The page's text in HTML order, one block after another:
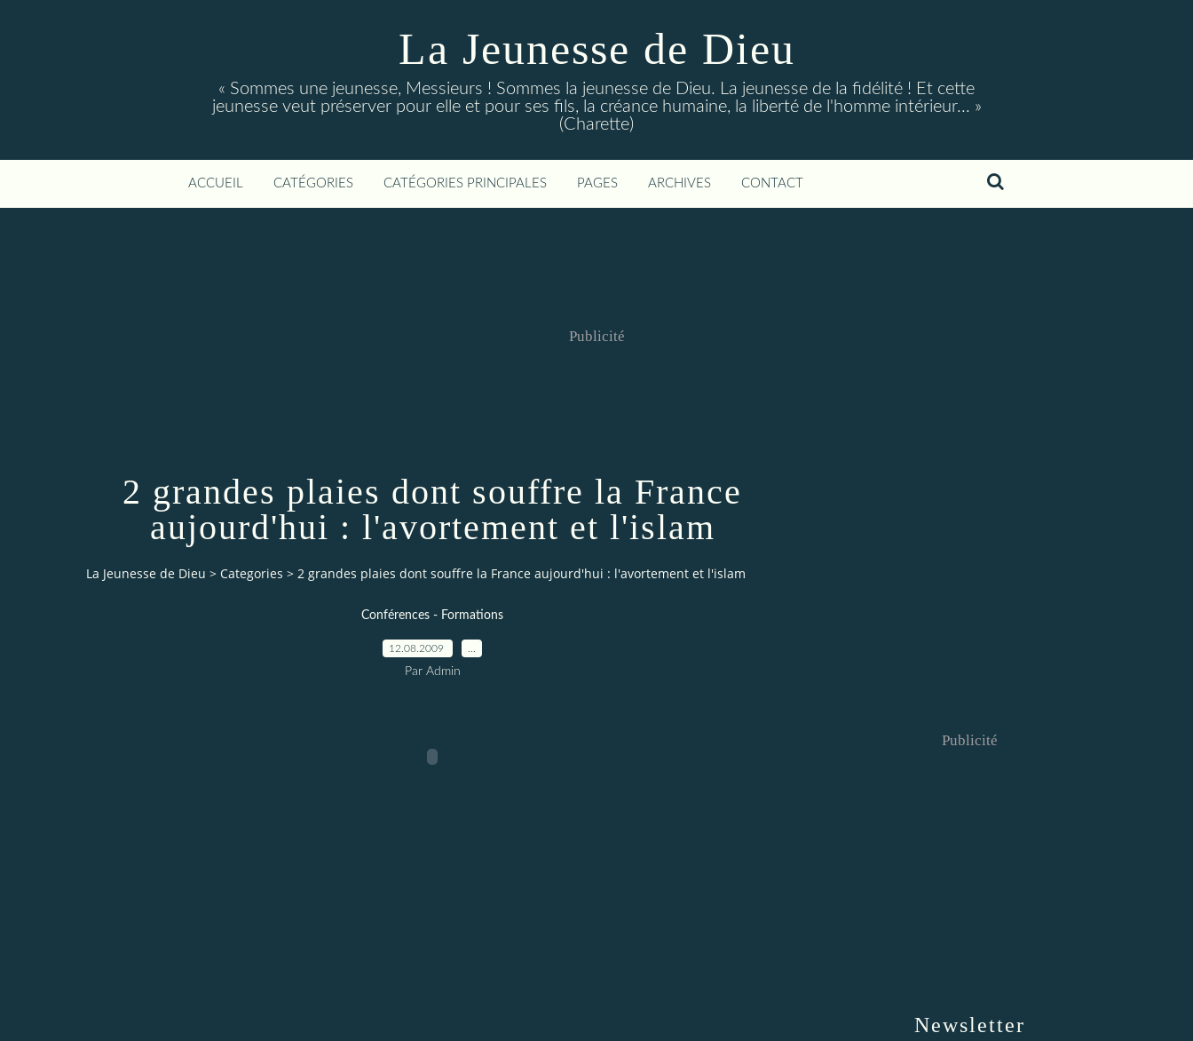
La Jeunesse de Dieu
« Sommes une jeunesse, Messieurs ! Sommes la jeunesse de Dieu. La jeunesse de la fidélité ! Et cette
jeunesse veut préserver pour elle et pour ses fils, la créance humaine, la liberté de l'homme intérieur... »
(Charette)
ACCUEIL CATÉGORIES CATÉGORIES PRINCIPALES PAGES ARCHIVES CONTACT
Publicité
2 grandes plaies dont souffre la France
aujourd'hui : l'avortement et l'islam
La Jeunesse de Dieu > Categories > 2 grandes plaies dont souffre la France aujourd'hui : l'avortement et l'islam
Conférences - Formations
12.08.2009
Par Admin
Newsletter
Publicité